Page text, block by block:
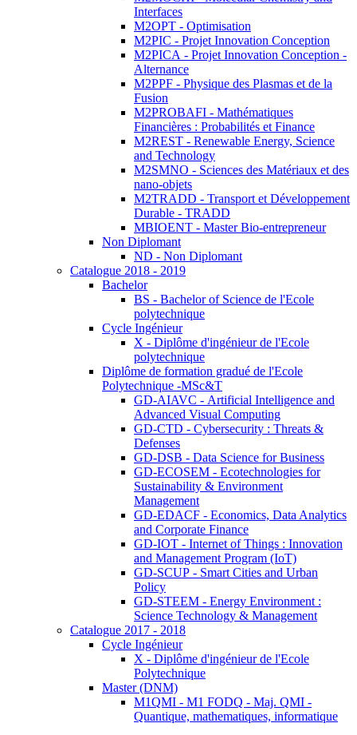
Interfaces
M2OPT - Optimisation
M2PIC - Projet Innovation Conception
M2PICA - Projet Innovation Conception -
Alternance
M2PPF - Physique des Plasmas et de la
Fusion
M2PROBAFI - Mathématiques
Financières : Probabilités et Finance
M2REST - Renewable Energy, Science
and Technology
M2SMNO - Sciences des Matériaux et des
nano-objets
M2TRADD - Transport et Développement
Durable - TRADD
MBIOENT - Master Bio-entrepreneur
Non Diplomant
ND - Non Diplomant
Catalogue 2018 - 2019
Bachelor
BS - Bachelor of Science de l'Ecole
polytechnique
Cycle Ingénieur
X - Diplôme d'ingénieur de l'Ecole
polytechnique
Diplôme de formation gradué de l'Ecole
Polytechnique -MSc&T
GD-AIAVC - Artificial Intelligence and
Advanced Visual Computing
GD-CTD - Cybersecurity : Threats &
Defenses
GD-DSB - Data Science for Business
GD-ECOSEM - Ecotechnologies for
Sustainability & Environment
Management
GD-EDACF - Economics, Data Analytics
and Corporate Finance
GD-IOT - Internet of Things : Innovation
and Management Program (IoT)
GD-SCUP - Smart Cities and Urban
Policy
GD-STEEM - Energy Environment :
Science Technology & Management
Catalogue 2017 - 2018
Cycle Ingénieur
X - Diplôme d'ingénieur de l'Ecole
Polytechnique
Master (DNM)
M1QMI - M1 FODQ - Maj. QMI -
Quantique, mathematiques, informatique